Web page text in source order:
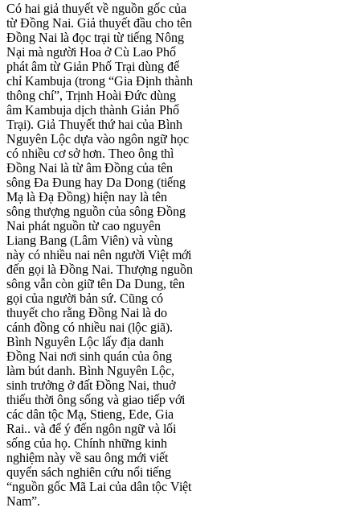
Có hai giả thuyết về nguồn gốc của
từ Đồng Nai. Giả thuyết đầu cho tên
Đồng Nai là đọc trại từ tiếng Nông
Nại mà người Hoa ở Cù Lao Phố
phát âm từ Giản Phố Trại dùng để
chỉ Kambuja (trong “Gia Định thành
thông chí”, Trịnh Hoài Đức dùng
âm Kambuja dịch thành Giản Phố
Trại). Giả Thuyết thứ hai của Bình
Nguyên Lộc dựa vào ngôn ngữ học
có nhiều cơ sở hơn. Theo ông thì
Đồng Nai là từ âm Đồng của tên
sông Đa Đung hay Da Dong (tiếng
Mạ là Đạ Đồng) hiện nay là tên
sông thượng nguồn của sông Đồng
Nai phát nguồn từ cao nguyên
Liang Bang (Lâm Viên) và vùng
này có nhiều nai nên người Việt mới
đến gọi là Đồng Nai. Thượng nguồn
sông vẫn còn giữ tên Da Dung, tên
gọi của người bản sứ. Cũng có
thuyết cho rằng Đồng Nai là do
cánh đồng có nhiều nai (lộc giã).
Bình Nguyên Lộc lấy địa danh
Đồng Nai nơi sinh quán của ông
làm bút danh. Bình Nguyên Lộc,
sinh trưởng ở đất Đồng Nai, thuở
thiếu thời ông sống và giao tiếp với
các dân tộc Mạ, Stieng, Ede, Gia
Rai.. và để ý đến ngôn ngữ và lối
sống của họ. Chính những kinh
nghiệm này về sau ông mới viết
quyển sách nghiên cứu nổi tiếng
“nguồn gốc Mã Lai của dân tộc Việt
Nam”.